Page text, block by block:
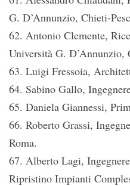
G. D’Annunzio, Chieti-
62. Antonio Clemente,
Università G. D’Annunzio,
63. Luigi Fressoia,
64. Sabino Gallo,
65. Daniela Giannessi,
66. Roberto Grassi,
Roma.
67. Alberto Lagi,
Ripristino Impianti